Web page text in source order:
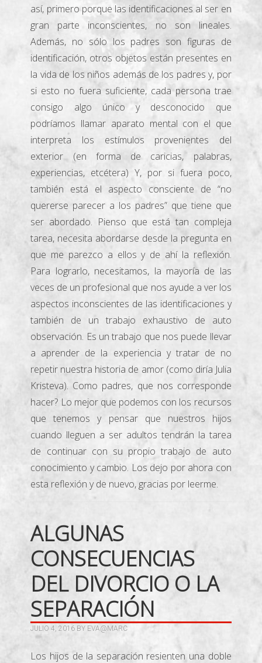
así, primero porque las identificaciones al ser en
gran parte inconscientes, no son lineales.
Además, no sólo los padres son figuras de
identificación, otros objetos están presentes en
la vida de los niños además de los padres y, por
si esto no fuera suficiente, cada persona trae
consigo algo único y desconocido que
podríamos llamar aparato mental con el que
interpreta los estímulos provenientes del
exterior (en forma de caricias, palabras,
experiencias, etcétera) Y, por si fuera poco,
también está el aspecto consciente de “no
quererse parecer a los padres” que tiene que
ser abordado. Pienso que está tan compleja
tarea, necesita abordarse desde la pregunta en
que me parezco a ellos y de ahí la reflexión.
Para lograrlo, necesitamos, la mayoría de las
veces de un profesional que nos ayude a ver los
aspectos inconscientes de las identificaciones y
también de un trabajo exhaustivo de auto
observación. Es un trabajo que nos puede llevar
a aprender de la experiencia y tratar de no
repetir nuestra historia de amor (como diría Julia
Kristeva). Como padres, que nos corresponde
hacer? Lo mejor que podemos con los recursos
que tenemos y pensar que nuestros hijos
cuando lleguen a ser adultos tendrán la tarea
de continuar con su propio trabajo de auto
conocimiento y cambio. Los dejo por ahora con
esta reflexión y de nuevo, gracias por leerme.
ALGUNAS
CONSECUENCIAS
DEL DIVORCIO O LA
SEPARACIÓN
JULIO 4, 2016 BY EVA@MARC
Los hijos de la separación resienten una doble